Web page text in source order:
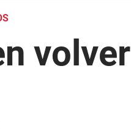
volver